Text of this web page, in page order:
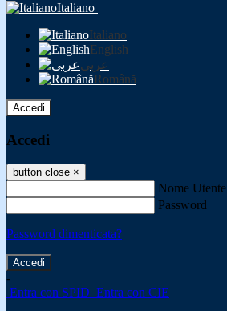
Italiano
Italiano
English
عربى
Română
Accedi
Accedi
button close ×
Nome Utente
Password
Password dimenticata?
-
Entra con SPID Entra con CIE